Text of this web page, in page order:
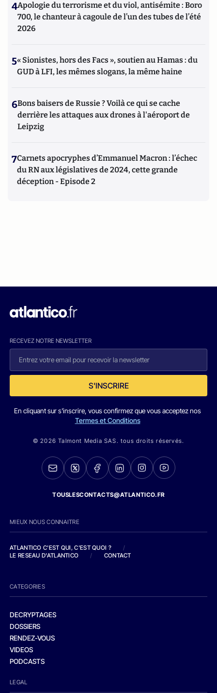
4Apologie du terrorisme et du viol, antisémite : Boro
700, le chanteur à cagoule de l’un des tubes de l’été
2026
5« Sionistes, hors des Facs », soutien au Hamas : du
GUD à LFI, les mêmes slogans, la même haine
6Bons baisers de Russie ? Voilà ce qui se cache
derrière les attaques aux drones à l'aéroport de
Leipzig
7Carnets apocryphes d’Emmanuel Macron : l’échec
du RN aux législatives de 2024, cette grande
déception - Episode 2
RECEVEZ NOTRE NEWSLETTER
S'INSCRIRE
En cliquant sur s'inscrire, vous confirmez que vous acceptez nos
Termes et Conditions
© 2026 Talmont Media SAS. tous droits réservés.
TOUSLESCONTACTS@ATLANTICO.FR
MIEUX NOUS CONNAITRE
ATLANTICO C'EST QUI, C'EST QUOI ?
/
LE RESEAU D'ATLANTICO
/ CONTACT
CATEGORIES
DECRYPTAGES
DOSSIERS
RENDEZ-VOUS
VIDEOS
PODCASTS
LEGAL